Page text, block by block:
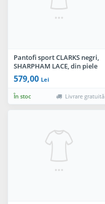
Pantofi sport CLARKS negri,
SHARPHAM LACE, din piele
intoarsa
579,00 Lei
În stoc Livrare gratuită